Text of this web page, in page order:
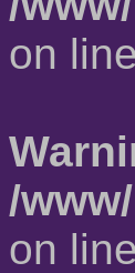
on line
/
on line